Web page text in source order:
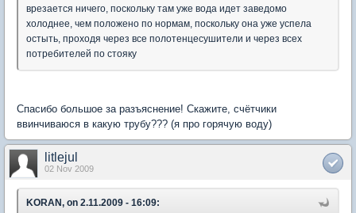
врезается ничего, поскольку там уже вода идет заведомо
холоднее, чем положено по нормам, поскольку она уже успела
остыть, проходя через все полотенцесушители и через всех
потребителей по стояку
Спасибо большое за разъяснение! Скажите, счётчики
ввинчиваюся в какую трубу??? (я про горячую воду)
litlejul
02 Nov 2009
KORAN, on 2.11.2009 - 16:09: